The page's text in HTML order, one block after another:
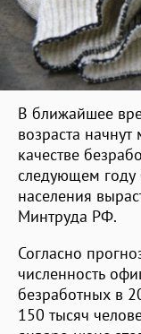
В ближайшее
возраста начнут
качестве
следующем году
населения
Минтруда РФ.
Согласно
численность
безработных в
150 тысяч